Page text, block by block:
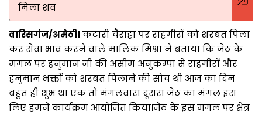
मिला शव
वारिसगंज/अमेठी।कटारी चैराहा पर राहगीरों को शरबत पिला
कर सेवा भाव करने वाले मालिक मिश्रा ने बताया कि जेठ के
मंगल पर हनुमान जी की असीम अनुकम्पा से राहगीरों और
हनुमान भक्तों को शरबत पिलाने की सोच थी आज का दिन
बहुत ही शुभ था एक तो मंगलवारा दूसरा जेठ का मंगल इस
लिए हमने कार्यक्रम आयोजित किया।जेठ के इस मंगल पर क्षेत्र